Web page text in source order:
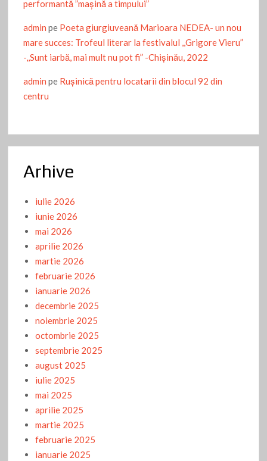
performantă ”mașină a timpului”
admin pe Poeta giurgiuveană Marioara NEDEA- un nou
mare succes: Trofeul literar la festivalul ,,Grigore Vieru”
-,,Sunt iarbă, mai mult nu pot fi” -Chişinău, 2022
admin pe Ruşinică pentru locatarii din blocul 92 din
centru
Arhive
iulie 2026
iunie 2026
mai 2026
aprilie 2026
martie 2026
februarie 2026
ianuarie 2026
decembrie 2025
noiembrie 2025
octombrie 2025
septembrie 2025
august 2025
iulie 2025
mai 2025
aprilie 2025
martie 2025
februarie 2025
ianuarie 2025